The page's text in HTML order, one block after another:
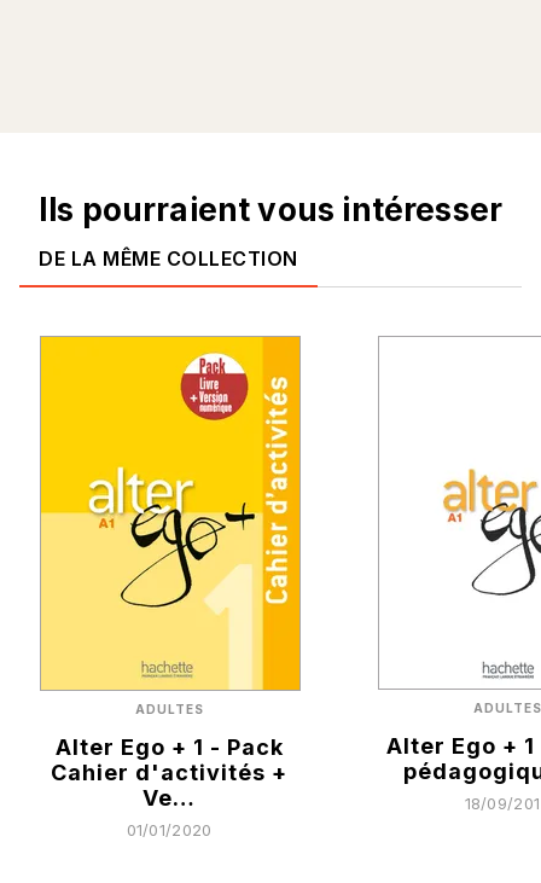
Ils pourraient vous intéresser
DE LA MÊME COLLECTION
ADULTES
Alter Ego + 1 - Pack
Cahier d'activités +
Ve…
01/01/2020
ADULTES
Alter Ego +
18/09/